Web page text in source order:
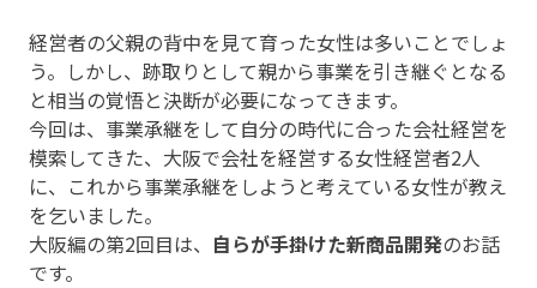
経営者の父親の背中を見て育った女性は多いことでしょ
う。しかし、跡取りとして親から事業を引き継ぐとなる
と相当の覚悟と決断が必要になってきます。
今回は、事業承継をして自分の時代に合った会社経営を
模索してきた、大阪で会社を経営する女性経営者2人
に、これから事業承継をしようと考えている女性が教え
を乞いました。
大阪編の第2回目は、 自らが手掛けた新商品開発のお話
です。